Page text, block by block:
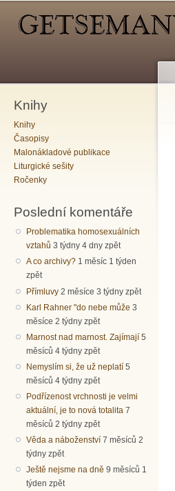
Knihy
Knihy
Časopisy
Malonákladové publikace
Liturgické sešity
Ročenky
Poslední komentáře
Problematika homosexuálních
vztahů 3 týdny 4 dny zpět
A co archivy? 1 měsíc 1 týden
zpět
Přímluvy 2 měsíce 3 týdny zpět
Karl Rahner "do nebe může 3
měsíce 2 týdny zpět
Marnost nad marnost. Zajímají 5
měsíců 4 týdny zpět
Nemyslím si, že už neplatí 5
měsíců 4 týdny zpět
Podřízenost vrchnosti je velmi
aktuální, je to nová totalita 7
měsíců 2 týdny zpět
Věda a náboženství 7 měsíců 2
týdny zpět
Ještě nejsme na dně 9 měsíců 1
týden zpět